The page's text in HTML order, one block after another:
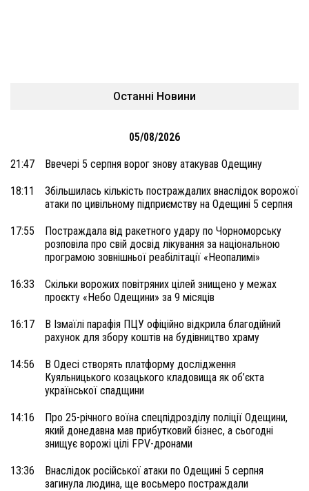
Останні Новини
05/08/2026
21:47 Ввечері 5 серпня ворог знову атакував Одещину
18:11
Збільшилась кількість постраждалих внаслідок ворожої
атаки по цивільному підприємству на Одещині 5 серпня
17:55
Постраждала від ракетного удару по Чорноморську
розповіла про свій досвід лікування за національною
програмою зовнішньої реабілітації «Неопалимі»
16:33
Скільки ворожих повітряних цілей знищено у межах
проєкту «Небо Одещини» за 9 місяців
16:17
В Ізмаїлі парафія ПЦУ офіційно відкрила благодійний
рахунок для збору коштів на будівництво храму
14:56
В Одесі створять платформу дослідження
Куяльницького козацького кладовища як об’єкта
української спадщини
14:16
Про 25-річного воїна спецпідрозділу поліції Одещини,
який донедавна мав прибутковий бізнес, а сьогодні
знищує ворожі цілі FPV-дронами
13:36
Внаслідок російської атаки по Одещині 5 серпня
загинула людина, ще восьмеро постраждали